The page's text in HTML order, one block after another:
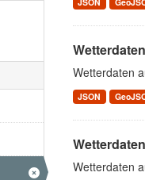
Wetterdaten
JSON
Wetterdaten